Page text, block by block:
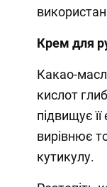
Крем для
Какао-
кислот
підвищує
вирівнює
кутикулу.